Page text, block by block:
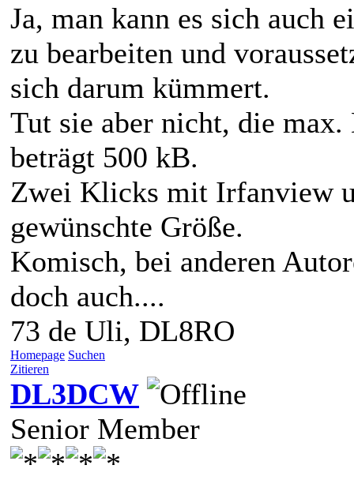
Ja, man kann es sich auch
zu bearbeiten und
sich darum kümmert.
Tut sie aber nicht, die
beträgt 500 kB.
Zwei Klicks mit Irfanview
gewünschte Größe.
Komisch, bei anderen
doch auch....
73 de Uli, DL8RO
Homepage Suchen
Zitieren
DL3DCW
Senior Member